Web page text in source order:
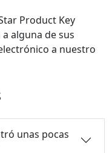
Product Key
alguna de sus
a nuestro
unas pocas